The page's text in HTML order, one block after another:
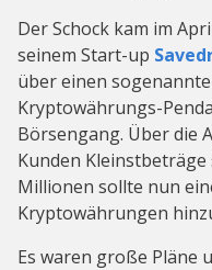
Der Schock kam im
seinem Start-up
über einen
Kryptowährungs-
Börsengang. Über die
Kunden
Millionen sollte nun
Kryptowährungen
Es waren große Pläne